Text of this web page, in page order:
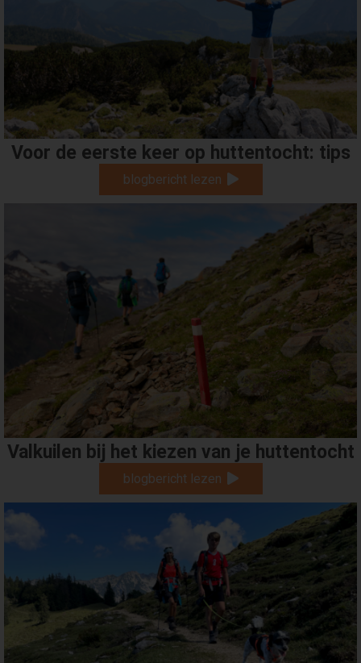
Voor de eerste keer op huttentocht: tips
blogbericht lezen
Valkuilen bij het kiezen van je huttentocht
blogbericht lezen